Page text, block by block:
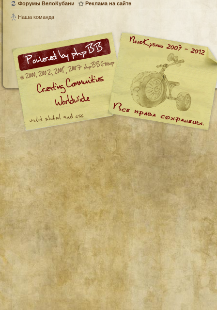
Форумы ВелоКубани Реклама на сайте
Наша команда